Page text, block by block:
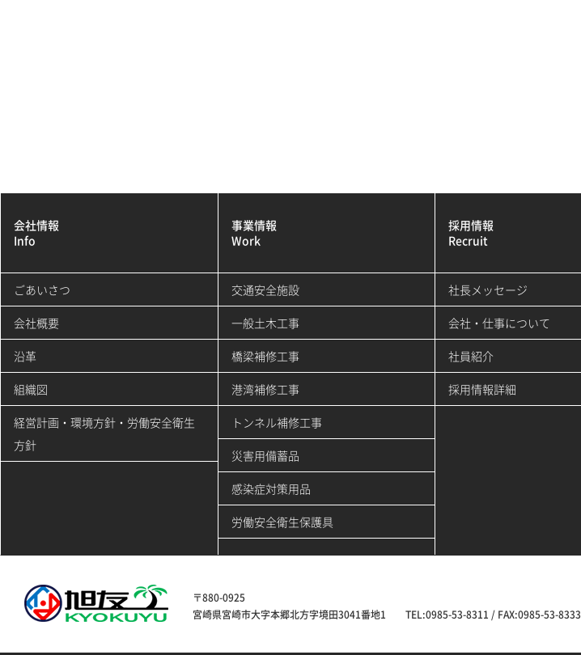
会社情報
Info
ごあいさつ
会社概要
沿革
組織図
経営計画・環境方針・労働安全衛生
方針
事業情報
Work
交通安全施設
一般土木工事
橋梁補修工事
港湾補修工事
トンネル補修工事
災害用備蓄品
感染症対策用品
労働安全衛生保護具
採用情報
Recruit
社長メッセージ
会社・仕事について
社員紹介
採用情報詳細
〒880-0925
宮崎県宮崎市大字本郷北方字境田3041番地1 TEL:0985-53-8311 / FAX:0985-53-8333